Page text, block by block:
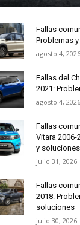
Fallas
Problemas
agosto 4, 2026
Fallas del
2021:
agosto 4, 2026
Fallas
Vitara
y soluciones
julio 31, 2026
Fallas
2018:
soluciones
julio 30, 2026